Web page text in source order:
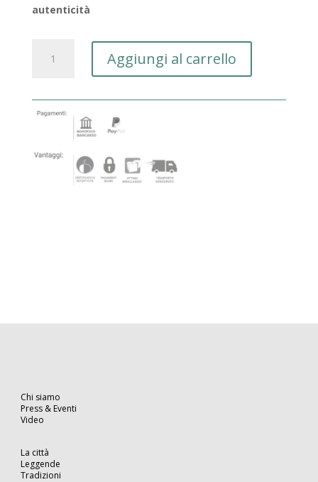
autenticità
Aggiungi al carrello
Chi siamo
Press & Eventi
Video
La città
Leggende
Tradizioni